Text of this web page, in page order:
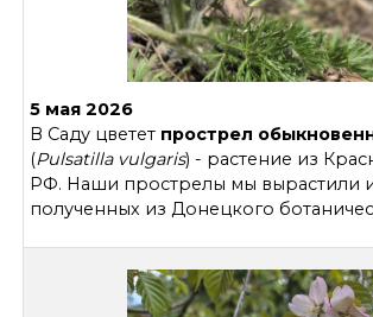
5 мая 2026
В Саду цветет прострел
(Pulsatilla vulgaris) - растение из
РФ. Наши прострелы мы вырастили
полученных из Донецкого